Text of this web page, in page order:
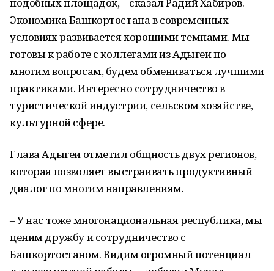
Экономика Башкортостана в современных
условиях развивается хорошими темпами. Мы
готовы к работе с коллегами из Адыгеи по
многим вопросам, будем обмениваться лучшими
практиками. Интересно сотрудничество в
туристической индустрии, сельском хозяйстве,
культурной сфере.
Глава Адыгеи отметил общность двух регионов,
которая позволяет выстраивать продуктивный
диалог по многим направлениям.
– У нас тоже многонациональная республика, мы
ценим дружбу и сотрудничество с
Башкортостаном. Видим огромный потенциал